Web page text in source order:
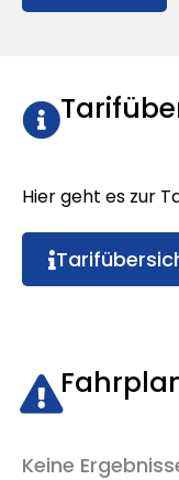
Hier geht es zur
Keine